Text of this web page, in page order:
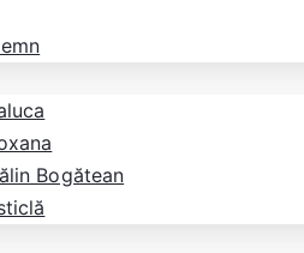
Bogătean